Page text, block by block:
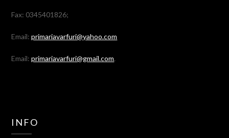
Fax: 0345401826;
Email:primariavarfuri@yahoo.com
Email:primariavarfuri@gmail.com.
INFO